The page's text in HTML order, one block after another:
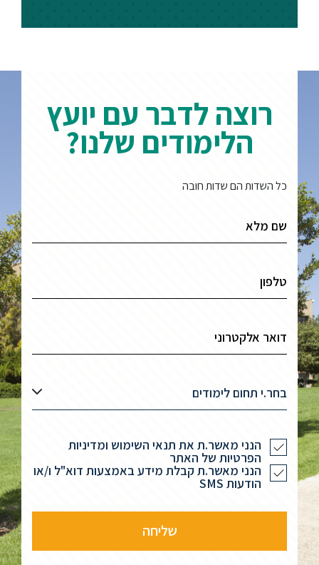
רוצה לדבר עם יועץ
הלימודים שלנו?
כל השדות הם שדות חובה
בחר.י תחום לימודים
הנני מאשר.ת את תנאי השימוש ומדיניות
הפרטיות של האתר
הנני מאשר.ת קבלת מידע באמצעות דוא"ל ו/או
הודעות SMS